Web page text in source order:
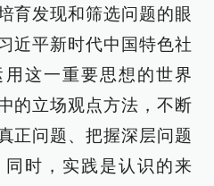
育发现和筛选问题的眼
近平新时代中国特色社
这一重要思想的世界
的立场观点方法，不断
正问题、把握深层问题
时，实践是认识的来